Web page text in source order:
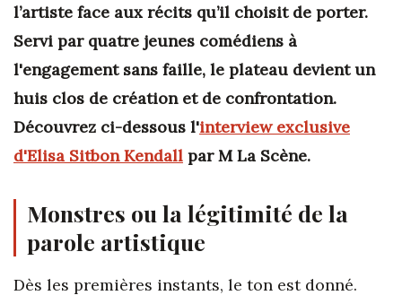
l’artiste face aux récits qu’il choisit de porter.
Servi par quatre jeunes comédiens à
l'engagement sans faille, le plateau devient un
huis clos de création et de confrontation.
Découvrez ci-dessous l'interview exclusive
d'Elisa Sitbon Kendall par M La Scène.
Monstres ou la légitimité de la
parole artistique
Dès les premières instants, le ton est donné.